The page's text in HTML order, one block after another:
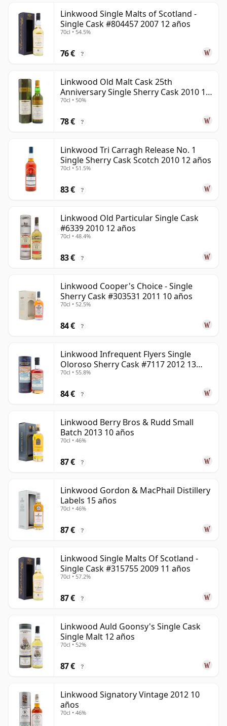
Linkwood Single Malts of Scotland -
Single Cask #804457 2007 12 años
70cl • 54.5%
76 € ?
Linkwood Old Malt Cask 25th
Anniversary Single Sherry Cask 2010 13
años
70cl • 50%
78 € ?
Linkwood Tri Carragh Release No. 1
Single Sherry Cask Scotch 2010 12 años
70cl • 51.5%
83 € ?
Linkwood Old Particular Single Cask
#6339 2010 12 años
70cl • 48.4%
83 € ?
Linkwood Cooper's Choice - Single
Sherry Cask #303531 2011 10 años
70cl • 52.5%
84 € ?
Linkwood Infrequent Flyers Single
Oloroso Sherry Cask #7117 2012 13
años
70cl • 55.8%
84 € ?
Linkwood Berry Bros & Rudd Small
Batch 2013 10 años
70cl • 46%
87 € ?
Linkwood Gordon & MacPhail Distillery
Labels 15 años
70cl • 46%
87 € ?
Linkwood Single Malts Of Scotland -
Single Cask #315755 2009 11 años
70cl • 57.2%
87 € ?
Linkwood Auld Goonsy's Single Cask
Single Malt 12 años
70cl • 52%
87 € ?
Linkwood Signatory Vintage 2012 10
años
70cl • 46%